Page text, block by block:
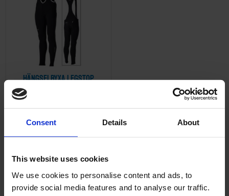
Consent Details About
This website uses cookies
We use cookies to personalise content and ads, to
provide social media features and to analyse our traffic.
Hängselbyxa LegStop
svart BBB XX-Large
Med Termotec-tyg och
och kylan. Silikonkant i
benslut. OBS! Ingen
padding. Storlek XXL.
Vinterbyxa,
18-BBW-19105
KÖP